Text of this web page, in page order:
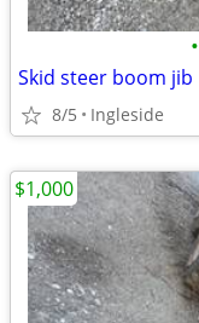
•
Skid steer boom jib
8/5 Ingleside
$1,000